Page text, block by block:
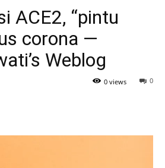
ACE2, “pintu
corona —
Weblog
0
0 views